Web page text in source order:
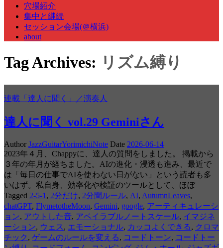
穴場紹介
集中と継続
セッション会場(＠横浜)
about
Tag Archives: リズム縛り
連載「達人に聞く」／演奏人
達人に聞く vol.29 Geminiさん
Author JazzGuitarYorimichiNote Date 2026-06-14
2023年４月、Chappyに、達人の質問をしました。 掲載から
３年の年月が経ちました。AIの進化・浸透も進み、最近で
は「毎日の仕事でAIを使わない日がない」という読者も多
いはず。私自身、効率化や検証のツールとして、ほぼ
Tagged 2-5-1 , 2分だけ, 2分間ルール, AI, AutumnLeaves,
chatGPT, FlymetotheMoon, Gemini, google, アーティキュレーシ
ョン, アウトした音, アベイラブルノートスケール, イマジネ
ーション, ウェス , エモーショナル, カッコよくできる, クロマ
チック , ゲームのルールを変える, コードトーン, コードトー